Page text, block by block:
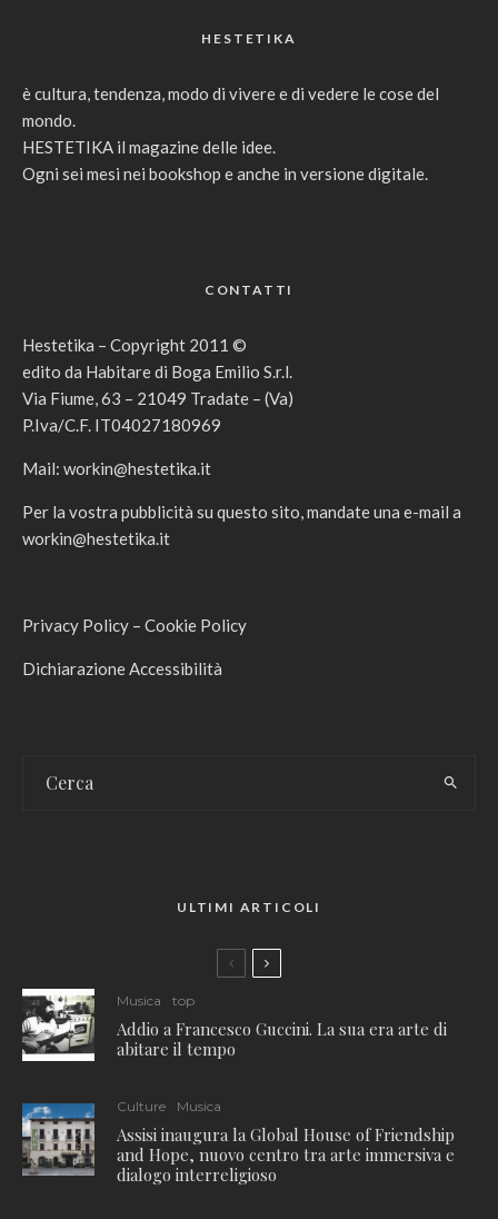
HESTETIKA
è cultura, tendenza, modo di vivere e di vedere le cose del
mondo.
HESTETIKA il magazine delle idee.
Ogni sei mesi nei bookshop e anche in versione digitale.
CONTATTI
Hestetika – Copyright 2011 ©
edito da Habitare di Boga Emilio S.r.l.
Via Fiume, 63 – 21049 Tradate – (Va)
P.Iva/C.F. IT04027180969
Mail: workin@hestetika.it
Per la vostra pubblicità su questo sito, mandate una e-mail a
workin@hestetika.it
Privacy Policy – Cookie Policy
Dichiarazione Accessibilità
ULTIMI ARTICOLI
Musica top
Addio a Francesco Guccini. La sua era arte di
abitare il tempo
Culture Musica
Assisi inaugura la Global House of Friendship
and Hope, nuovo centro tra arte immersiva e
dialogo interreligioso